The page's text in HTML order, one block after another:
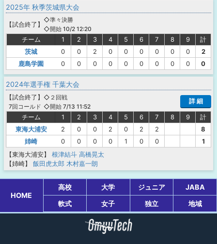
2025年 秋季茨城県大会
【試合終了 】
◇準々決勝
◇開始 10/2 12:20
チーム 1 2 3 4 5 6 7 8 9
計
茨城
0 0 2 0 0 0 0 0 0
2
鹿島学園
0 0 0 0 0 0 0 0 0 0
2024年選手権 千葉大会
【試合終了 】
7回コールド
◇２回戦
◇開始 7/13 11:52
詳 細
チーム 1 2 3 4 5 6 7 8 9
計
東海大浦安
2 0 0 2 0 2 2
8
姉崎
0 0 0 0 1 0 0
1
【東海大浦安】
根津結斗 高橋晃太
【姉崎】
飯田虎太郎 木村嘉一朗
HOME
高校 大学 ジュニア
JABA
軟式
女子 独立 地域